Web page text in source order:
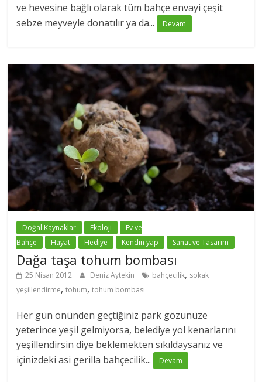
ve hevesine bağlı olarak tüm bahçe envayi çeşit
sebze meyveyle donatılır ya da...
Devam
Doğal Kaynaklar Ekoloji
Ev ve
Bahçe
Hayat Hediye Kendin yap Sanat ve Tasarım
Dağa taşa tohum bombası
25 Nisan 2012 Deniz Aytekin bahçecilik, sokak
yeşillendirme,tohum,tohum bombası
Her gün önünden geçtiğiniz park gözünüze
yeterince yeşil gelmiyorsa, belediye yol kenarlarını
yeşillendirsin diye beklemekten sıkıldaysanız ve
içinizdeki asi gerilla bahçecilik...
Devam